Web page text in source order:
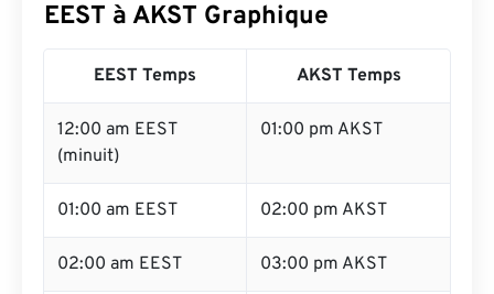
EEST à AKST Graphique
EEST Temps AKST Temps
12:00 am EEST
(minuit)
01:00 pm AKST
01:00 am EEST 02:00 pm AKST
02:00 am EEST 03:00 pm AKST